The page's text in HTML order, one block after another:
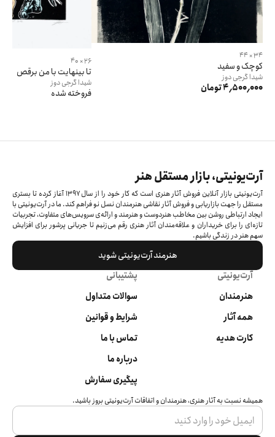
34 × 44
کوچک و سفید
شیداگرجی دوز
4٬500٬000 تومان
26 × 40
تا بینهایت با من برقص
شیداگرجی دوز
فروخته شده
آرت‌یونیتی، بازار مستقل هنر
آرت‌یونیتی بازار آنلاین فروش آثار هنری است که کار خود را از سال ۱۳۹۷ آغاز کرده‌ تا بستری
مستقل را جهت بازاریابی و فروش آثار نقاشی هنرمندان نسل نو فراهم کند. ما در آرت‌یونیتی با
ایجاد ارتباطی روشن بین مخاطب هنردوست و هنرمند و ارائه‌ی سرویس‌های متفاوت، تجربیات
تازه‌ای را برای خریداران و علاقه‌مندان آثار هنری رقم می‌زنیم تا جریانی پرشور برای افزایش
سهم هنر در زندگی باشیم.
هنرمند آرت‌یونیتی شوید
آرت‌یونیتی
هنرمندان
همه آثار
کارت هدیه
پشتیبانی
سوالات متداول
شرایط و قوانین
تماس با ما
درباره ما
پیگیری سفارش
همیشه نسبت به آثار هنری، هنرمندان و اتفاقات آرت‌یونیتی بروز باشید.